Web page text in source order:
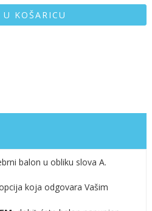
U KOŠARICU
balon u obliku slova A.
koja odgovara Vašim